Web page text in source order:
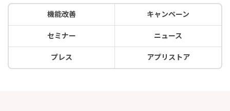
機能改善 キャンペーン
セミナー ニュース
プレス アプリストア